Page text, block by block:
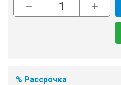
% Рассрочка